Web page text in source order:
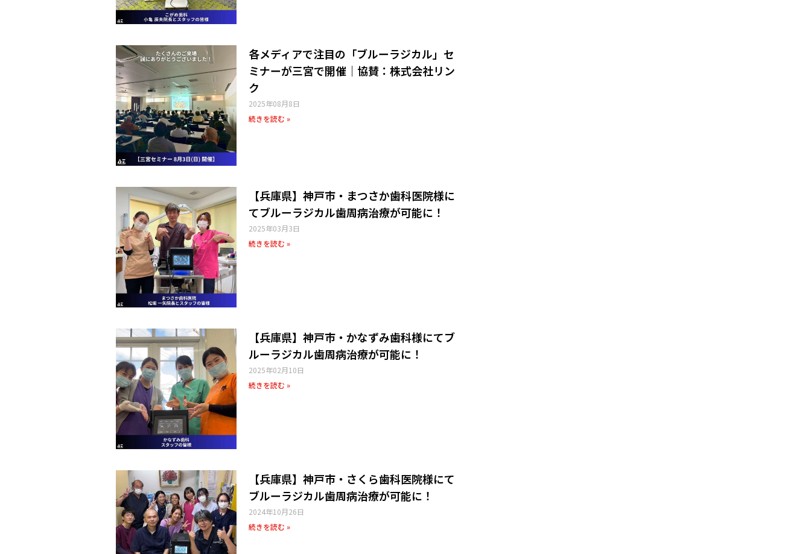
各メディアで注目の「ブルーラジカル」セ
ミナーが三宮で開催｜協賛：株式会社リン
ク
2025年08月8日
続きを読む »
【兵庫県】神戸市・まつさか歯科医院様​に
てブルーラジカル歯周病治療が可能に！
2025年03月3日
続きを読む »
【兵庫県】神戸市・かなずみ歯科様​にてブ
ルーラジカル歯周病治療が可能に！
2025年02月10日
続きを読む »
【兵庫県】神戸市・さくら歯科医院様​にて
ブルーラジカル歯周病治療が可能に！
2024年10月26日
続きを読む »